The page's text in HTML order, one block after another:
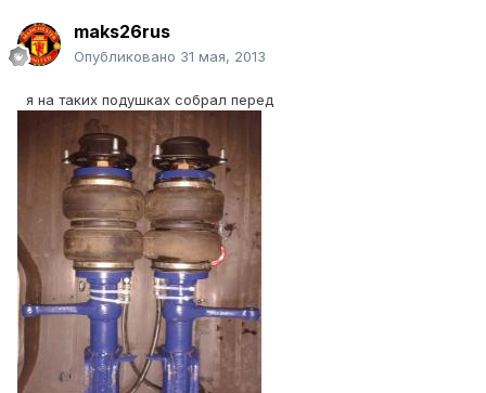
maks26rus
Опубликовано 31 мая, 2013
я на таких подушках собрал перед